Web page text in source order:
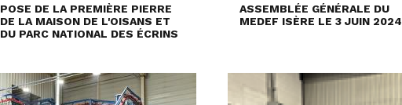
POSE DE LA PREMIÈRE PIERRE
DE LA MAISON DE L'OISANS ET
DU PARC NATIONAL DES ÉCRINS
ASSEMBLÉE GÉNÉRALE DU
MEDEF ISÈRE LE 3 JUIN 2024